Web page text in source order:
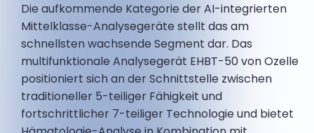
Die aufkommende Kategorie der AI-integrierten
Mittelklasse-Analysegeräte stellt das am
schnellsten wachsende Segment dar. Das
multifunktionale Analysegerät EHBT-50 von Ozelle
positioniert sich an der Schnittstelle zwischen
traditioneller 5-teiliger Fähigkeit und
fortschrittlicher 7-teiliger Technologie und bietet